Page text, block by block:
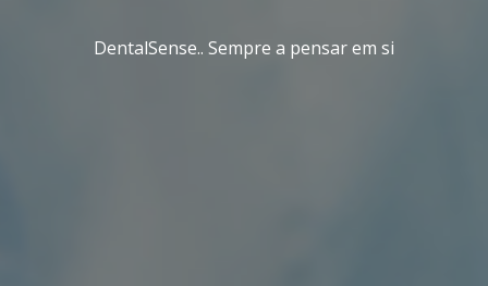
DentalSense.. Sempre a pensar em si